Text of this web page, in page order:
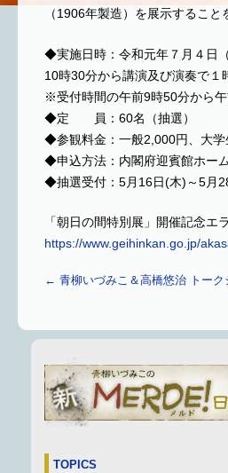
（1906年製造）を展示するこ
◆実施日時：令和元年７月４日（
10時30分から講演及び演奏で
※受付時間の午前9時50分から
◆定 員：60名（抽選）
◆参観料金：一般2,000円、大
◆申込方法：内閣府迎賓館ホー
◆抽選受付：5月16日(木)～5月
「朝日の間特別展」開催記念
https://www.geihinkan.go.jp/
← 青柳いづみこ＆高橋悠治 トーク
TOPICS